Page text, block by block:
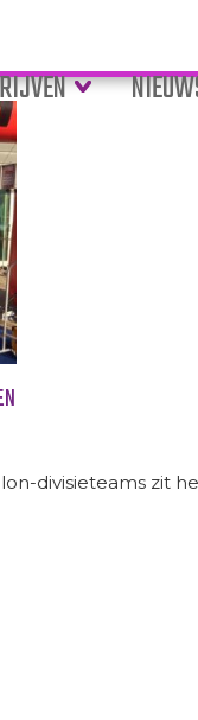
divisieteams zit